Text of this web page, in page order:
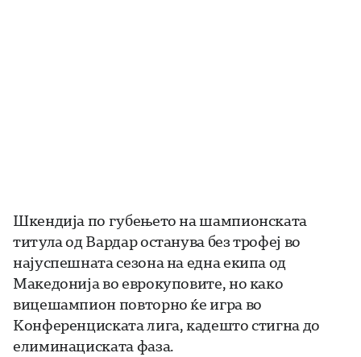
Шкендија по губењето на шампионската
титула од Вардар останува без трофеј во
најуспешната сезона на една екипа од
Македонија во еврокуповите, но како
вицешампион повторно ќе игра во
Конференциската лига, кадешто стигна до
елиминациската фаза.